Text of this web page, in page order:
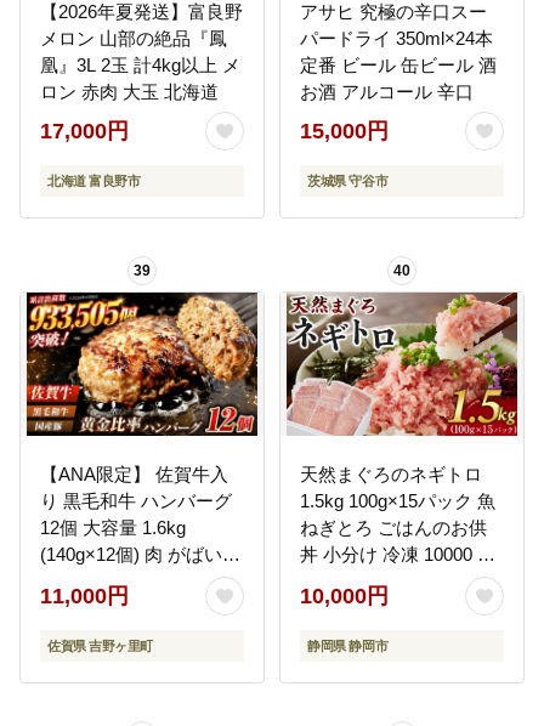
【2026年夏発送】富良野
メロン 山部の絶品『鳳
凰』3L 2玉 計4kg以上 メ
ロン 赤肉 大玉 北海道
17,000円
北海道 富良野市
アサヒ 究極の辛口スー
パードライ 350ml×24本
定番 ビール 缶ビール 酒
お酒 アルコール 辛口
15,000円
茨城県 守谷市
39
【ANA限定】 佐賀牛入
り 黒毛和牛 ハンバーグ
12個 大容量 1.6kg
(140g×12個) 肉 がばいば
ーぐ 吉野ヶ里町/石丸食
肉産業[FBX005]
11,000円
佐賀県 吉野ヶ里町
40
天然まぐろのネギトロ
1.5kg 100g×15パック 魚
ねぎとろ ごはんのお供
丼 小分け 冷凍 10000 海
の幸 ◆
10,000円
静岡県 静岡市